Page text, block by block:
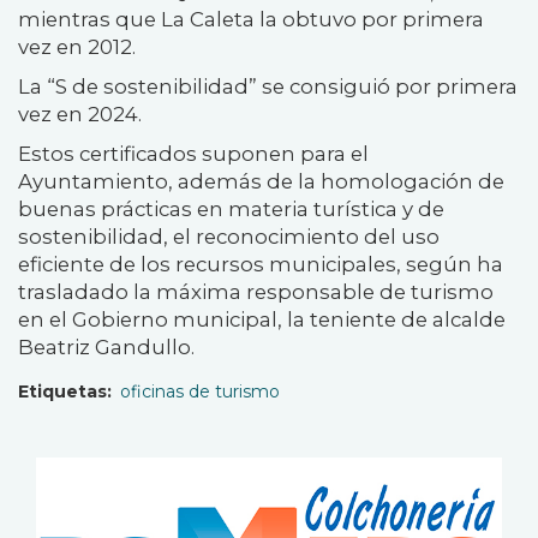
mientras que La Caleta la obtuvo por primera
vez en 2012.
La “S de sostenibilidad” se consiguió por primera
vez en 2024.
Estos certificados suponen para el
Ayuntamiento, además de la homologación de
buenas prácticas en materia turística y de
sostenibilidad, el reconocimiento del uso
eficiente de los recursos municipales, según ha
trasladado la máxima responsable de turismo
en el Gobierno municipal, la teniente de alcalde
Beatriz Gandullo.
Etiquetas oficinas de turismo